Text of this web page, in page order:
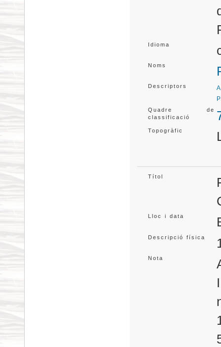
Idioma
Noms
Descriptors
Quadre de
classificació
Topogràfic
Títol
Lloc i data
Descripció física
Nota